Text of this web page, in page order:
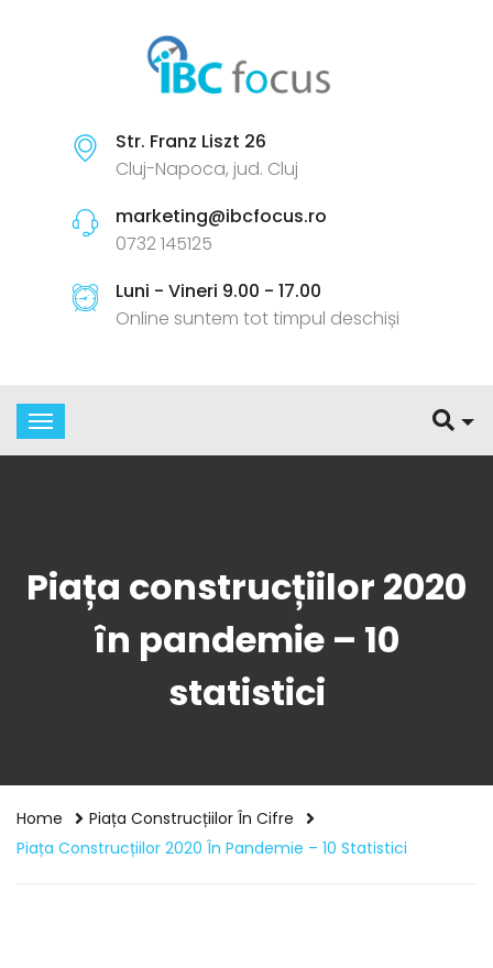
Str. Franz Liszt 26
Cluj-Napoca, jud. Cluj
marketing@ibcfocus.ro
0732 145125
Luni - Vineri 9.00 - 17.00
Online suntem tot timpul deschiși
Piața construcțiilor 2020
în pandemie – 10
statistici
Home
Piața Construcțiilor În Cifre
Piața Construcțiilor 2020 În Pandemie – 10 Statistici